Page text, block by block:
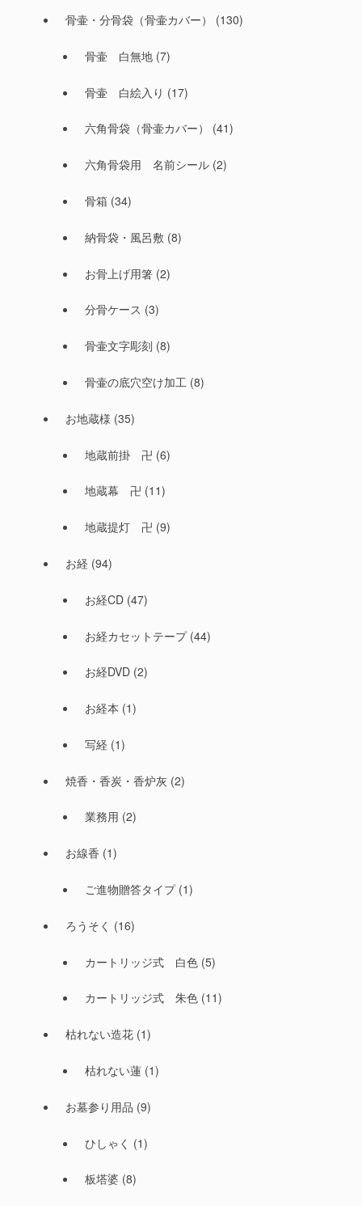
骨壷・分骨袋（骨壷カバー） (130)
骨壷 白無地(7)
骨壷 白絵入り (17)
六角骨袋（骨壷カバー） (41)
六角骨袋用 名前シール(2)
骨箱(34)
納骨袋・風呂敷(8)
お骨上げ用箸(2)
分骨ケース (3)
骨壷文字彫刻 (8)
骨壷の底穴空け加工 (8)
お地蔵様 (35)
地蔵前掛 卍 (6)
地蔵幕 卍 (11)
地蔵提灯 卍 (9)
お経 (94)
お経CD(47)
お経カセットテープ(44)
お経DVD(2)
お経本 (1)
写経 (1)
焼香・香炭・香炉灰 (2)
業務用 (2)
お線香 (1)
ご進物贈答タイプ(1)
ろうそく (16)
カートリッジ式 白色(5)
カートリッジ式 朱色(11)
枯れない造花 (1)
枯れない蓮(1)
お墓参り用品 (9)
ひしゃく (1)
板塔婆(8)